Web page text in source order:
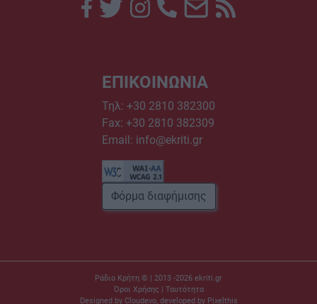
ΕΠΙΚΟΙΝΩΝΙΑ
Τηλ: +30 2810 382300
Fax: +30 2810 382309
Email: info@ekriti.gr
Φόρμα διαφήμισης
Ράδιο Κρήτη © | 2013 -2026 ekriti.gr
Όροι Χρήσης | Ταυτότητα
Designed by Cloudevo, developed by Pixelthis